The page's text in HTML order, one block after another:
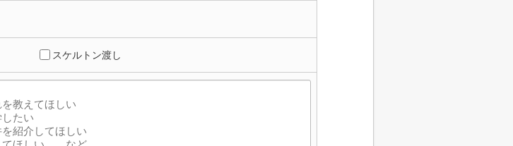
スケルトン渡し